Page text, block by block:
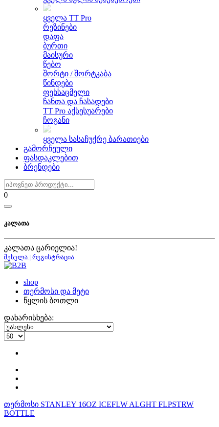
ყველა TT Pro
რეზინები
დაფა
ბურთი
მაისური
წებო
შორტი / შორტკაბა
წინდები
ფეხსაცმელი
ჩანთა და ჩასადები
TT Pro აქსესუარები
ჩოგანი
ყველა სასაჩუქრე ბარათიები
გამორჩეული
ფასდაკლებით
ბრენდები
0
კალათა
კალათა ცარიელია!
შესვლა | რეგისტრაცია
shop
თერმოსი და მეტი
წყლის ბოთლი
დახარისხება:
თერმოსი STANLEY 16OZ ICEFLW ALGHT FLPSTRW
BOTTLE